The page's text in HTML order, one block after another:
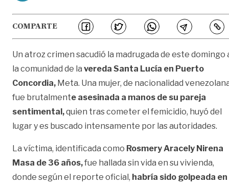
COMPARTE
Un atroz crimen sacudió la madrugada de este domingo
la comunidad de la vereda Santa Lucía en Puerto
Concordia, Meta. Una mujer, de nacionalidad
fue brutalmente asesinada a manos de su pareja
sentimental,quien tras cometer el femicidio, huyó del
lugar y es buscado intensamente por las autoridades.
La víctima, identificada como Rosmery Aracely Nirena
Masa de 36 años,fue hallada sin vida en su vivienda,
donde según el reporte oficial, habría sido golpeada en